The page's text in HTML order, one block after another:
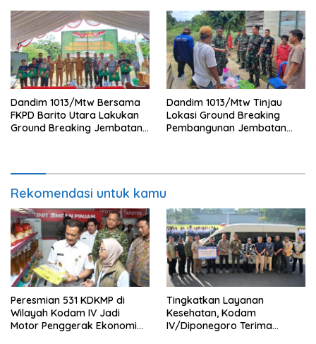
Dandim 1013/Mtw Bersama
FKPD Barito Utara Lakukan
Ground Breaking Jembatan
Dandim 1013/Mtw Tinjau
Lokasi Ground Breaking
Pembangunan Jembatan
Rekomendasi untuk kamu
Peresmian 531 KDKMP di
Wilayah Kodam IV Jadi
Motor Penggerak Ekonomi
Tingkatkan Layanan
Kesehatan, Kodam
IV/Diponegoro Terima